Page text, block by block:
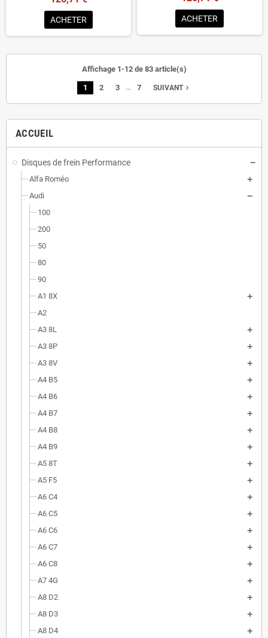
ACCUEIL
Disques de frein Performance
Alfa Roméo
Audi
100
200
50
80
90
A1 8X
A2
A3 8L
A3 8P
A3 8V
A4 B5
A4 B6
A4 B7
A4 B8
A4 B9
A5 8T
A5 F5
A6 C4
A6 C5
A6 C6
A6 C7
A6 C8
A7 4G
A8 D2
A8 D3
A8 D4
ACHETER ACHETER
Affichage 1-12 de 83 article(s)
1 2 3 … 7 SUIVANTnavigate_next